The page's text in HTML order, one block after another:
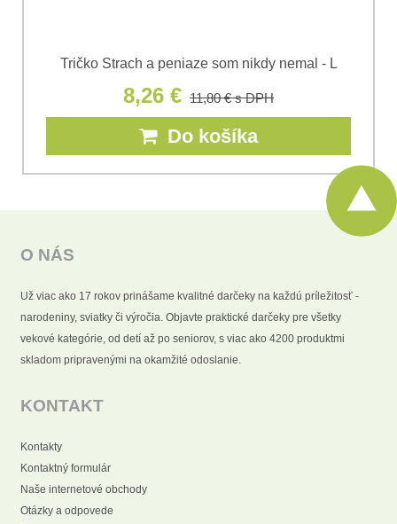
Tričko Strach a peniaze som nikdy nemal - L
8,26 € 11,80 €s DPH
Do košíka
O NÁS
Už viac ako 17 rokov prinášame kvalitné darčeky na každú príležitosť -
narodeniny, sviatky či výročia. Objavte praktické darčeky pre všetky
vekové kategórie, od detí až po seniorov, s viac ako 4200 produktmi
skladom pripravenými na okamžité odoslanie.
KONTAKT
Kontakty
Kontaktný formulár
Naše internetové obchody
Otázky a odpovede